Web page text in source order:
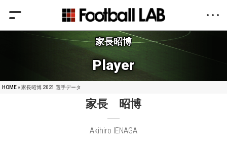
家長昭博
Player
HOME» 家長昭博 2021 選手データ
家長 昭博
Akihiro IENAGA